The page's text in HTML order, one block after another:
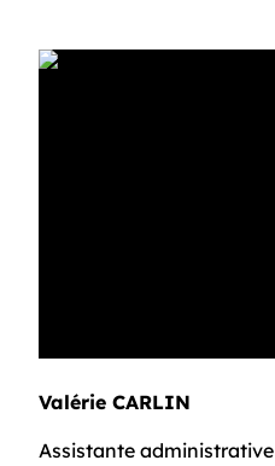
Valérie CARLIN
Assistante administrative